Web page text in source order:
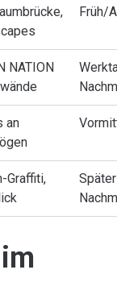
Früh/
NATION
an
Graffiti,
Später